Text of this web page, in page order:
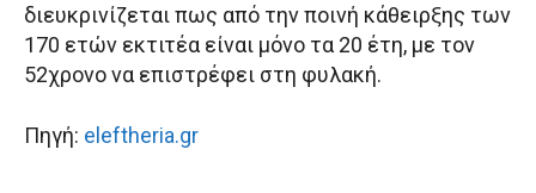
διευκρινίζεται πως από την ποινή κάθειρξης των
170 ετών εκτιτέα είναι μόνο τα 20 έτη, με τον
52χρονο να επιστρέφει στη φυλακή.
Πηγή: eleftheria.gr